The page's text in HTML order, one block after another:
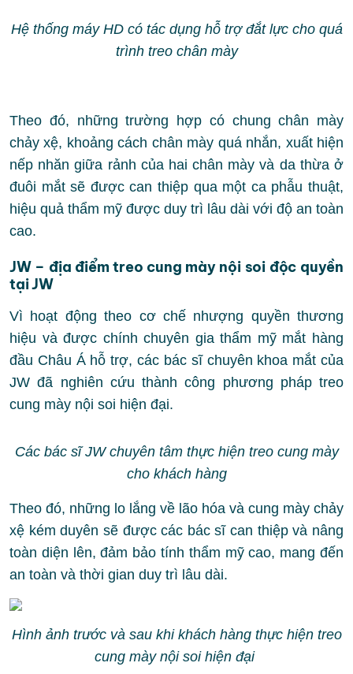
Hệ thống máy HD có tác dụng hỗ trợ đắt lực cho quá
trình treo chân mày
Theo đó, những trường hợp có chung chân mày
chảy xệ, khoảng cách chân mày quá nhắn, xuất hiện
nếp nhăn giữa rảnh của hai chân mày và da thừa ở
đuôi mắt sẽ được can thiệp qua một ca phẫu thuật,
hiệu quả thẩm mỹ được duy trì lâu dài với độ an toàn
cao.
JW – địa điểm treo cung mày nội soi độc quyền
tại JW
Vì hoạt động theo cơ chế nhượng quyền thương
hiệu và được chính chuyên gia thẩm mỹ mắt hàng
đầu Châu Á hỗ trợ, các bác sĩ chuyên khoa mắt của
JW đã nghiên cứu thành công phương pháp treo
cung mày nội soi hiện đại.
Các bác sĩ JW chuyên tâm thực hiện treo cung mày
cho khách hàng
Theo đó, những lo lắng về lão hóa và cung mày chảy
xệ kém duyên sẽ được các bác sĩ can thiệp và nâng
toàn diện lên, đảm bảo tính thẩm mỹ cao, mang đến
an toàn và thời gian duy trì lâu dài.
Hình ảnh trước và sau khi khách hàng thực hiện treo
cung mày nội soi hiện đại